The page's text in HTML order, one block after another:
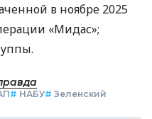
в ноябре 2025
«Мидас»;
# НАБУ# Зеленский